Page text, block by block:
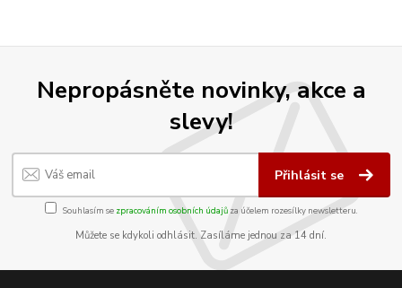
Nepropásněte novinky, akce a
slevy!
Přihlásit se
Souhlasím se zpracováním osobních údajůza účelem rozesílky newsletteru.
Můžete se kdykoli odhlásit. Zasíláme jednou za 14 dní.